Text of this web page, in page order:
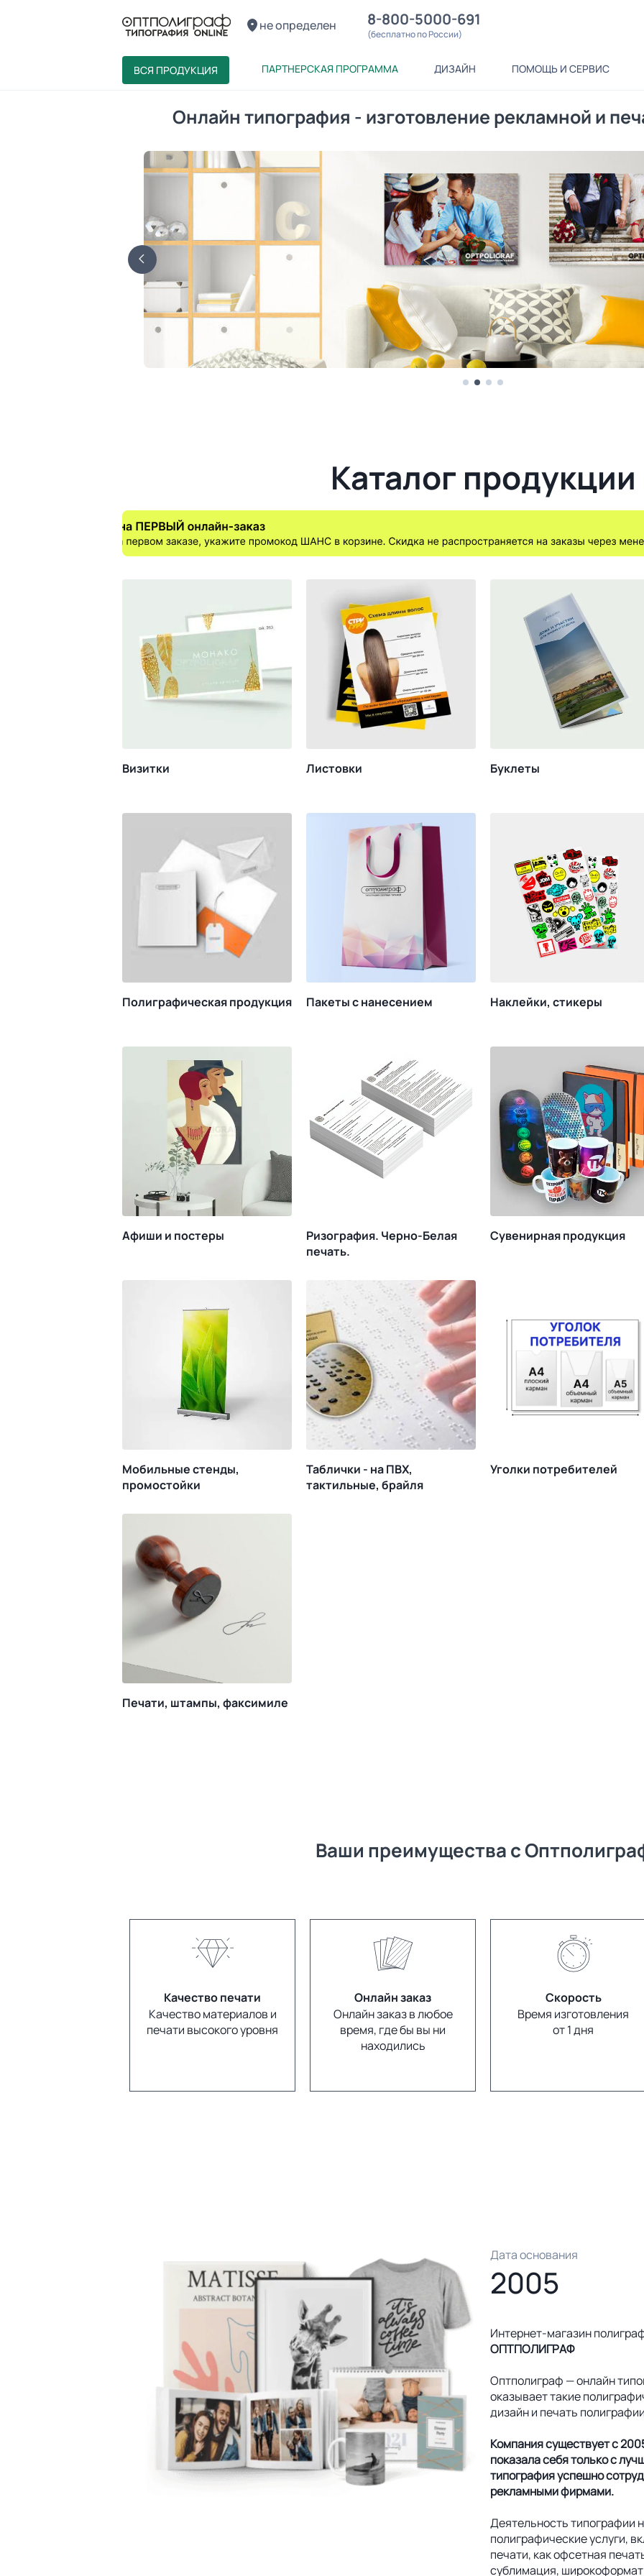
не определен 8-800-5000-691
(бесплатно по России)
ВСЯ ПРОДУКЦИЯ ПАРТНЕРСКАЯ ПРОГРАММА ДИЗАЙН ПОМОЩЬ И СЕРВИС
Онлайн типография - изготовление рекламной и
Каталог продукции
Визитки Листовки Буклеты
Полиграфическая продукция Пакеты с нанесением Наклейки, стикеры
Афиши и постеры
Ризография. Черно-Белая
печать.
Сувенирная продукция
Мобильные стенды,
промостойки
Таблички - на ПВХ,
тактильные, брайля
Уголки потребителей
Печати, штампы, факсимиле
Ваши преимущества с
Качество печати
Качество материалов и
печати высокого уровня
Онлайн заказ
Онлайн заказ в любое
время, где бы вы ни
находились
Скорость
Время изготовления
от 1 дня
Дата основания
2005
Интернет-магазин
ОПТПОЛИГРАФ
Оптполиграф — онлайн
оказывает такие
дизайн и печать
Компания существует с
показала себя только с
типография успешно
рекламными фирмами.
Деятельность типографии
полиграфические услуги,
печати, как офсетная
сублимация,